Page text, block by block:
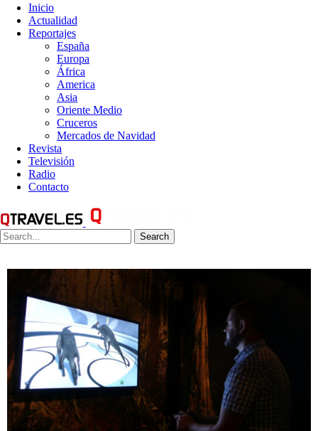
Inicio
Actualidad
Reportajes
España
Europa
África
America
Asia
Oriente Medio
Cruceros
Mercados de Navidad
Revista
Televisión
Radio
Contacto
Search